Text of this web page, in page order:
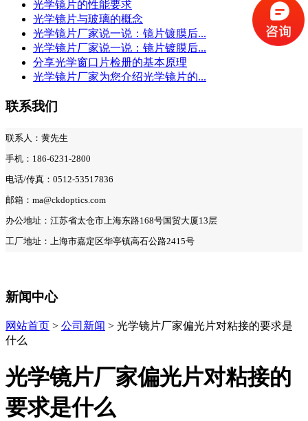
光学镜片的性能要求
光学镜片与玻璃的概念
光学镜片厂家说一说：镜片镀膜后...
光学镜片厂家说一说：镜片镀膜后...
分享光学窗口片检册的基本原理
光学镜片厂家为您介绍光学镜片的...
联系我们
联系人：黄先生
手机：186-6231-2800
电话/传真：0512-53517836
邮箱：ma@ckdoptics.com
办公地址：江苏省太仓市上海东路168号国贸大厦13层
工厂地址：上海市嘉定区华亭镇高石公路2415号
新闻中心
网站首页 > 公司新闻 > 光学镜片厂家偏光片对粘接的要求是
什么
光学镜片厂家偏光片对粘接的
要求是什么